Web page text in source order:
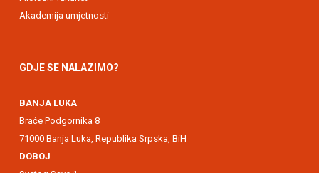
Akademija umjetnosti
GDJE SE NALAZIMO?
BANJA LUKA
Braće Podgornika 8
71000 Banja Luka, Republika Srpska, BiH
DOBOJ